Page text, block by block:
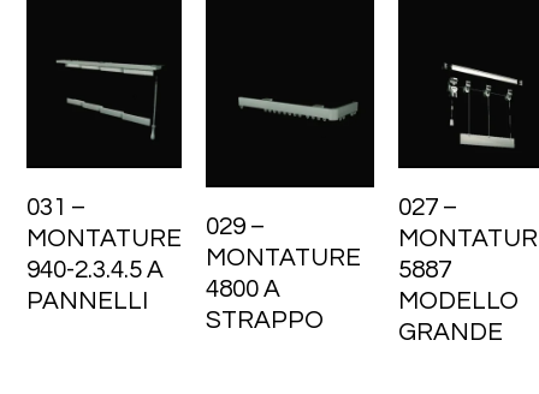
031 –
MONTATURE
940-2.3.4.5 A
PANNELLI
029 –
MONTATURE
4800 A
STRAPPO
027 –
5887
MODELLO
GRANDE